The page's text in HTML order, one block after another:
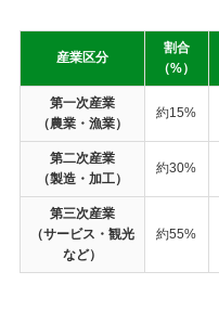
産業区分
割合
（%）
第一次産業
（農業・漁業）
約15%
第二次産業
（製造・加工）
約30%
第三次産業
（サービス・観光
など）
約55%